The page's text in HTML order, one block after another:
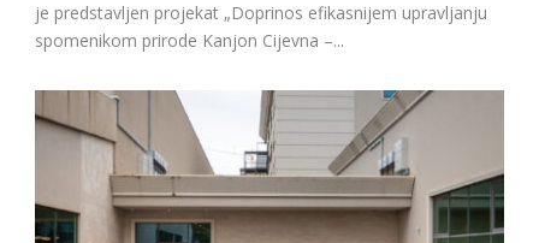
je predstavljen projekat „Doprinos efikasnijem upravljanju
spomenikom prirode Kanjon Cijevna –...